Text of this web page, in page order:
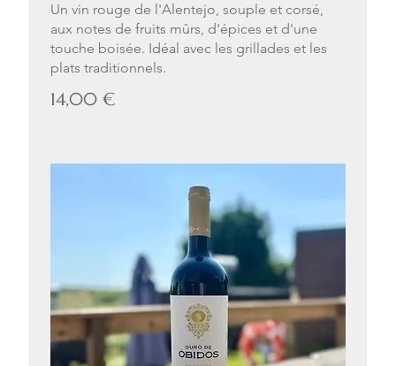
Un vin rouge de l'Alentejo, souple et corsé,
aux notes de fruits mûrs, d'épices et d'une
touche boisée. Idéal avec les grillades et les
plats traditionnels.
14,00 €